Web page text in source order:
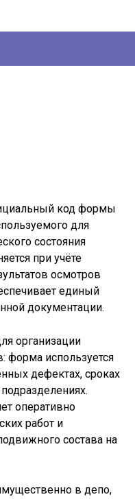
код формы
для
состояния
при учёте
осмотров
единый
документации.
организации
форма используется
дефектах, сроках
оперативно
работ и
состава на
в депо,